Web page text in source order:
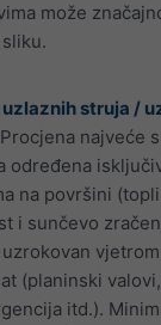
može
struja /
Procjena najveće
određena
na površini
i sunčevo
(planinski valovi,
itd.).